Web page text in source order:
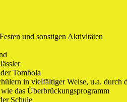
und sonstigen Aktivitäten
Tombola
in vielfältiger Weise, u.a.
das Überbrückungsprogramm
Schule